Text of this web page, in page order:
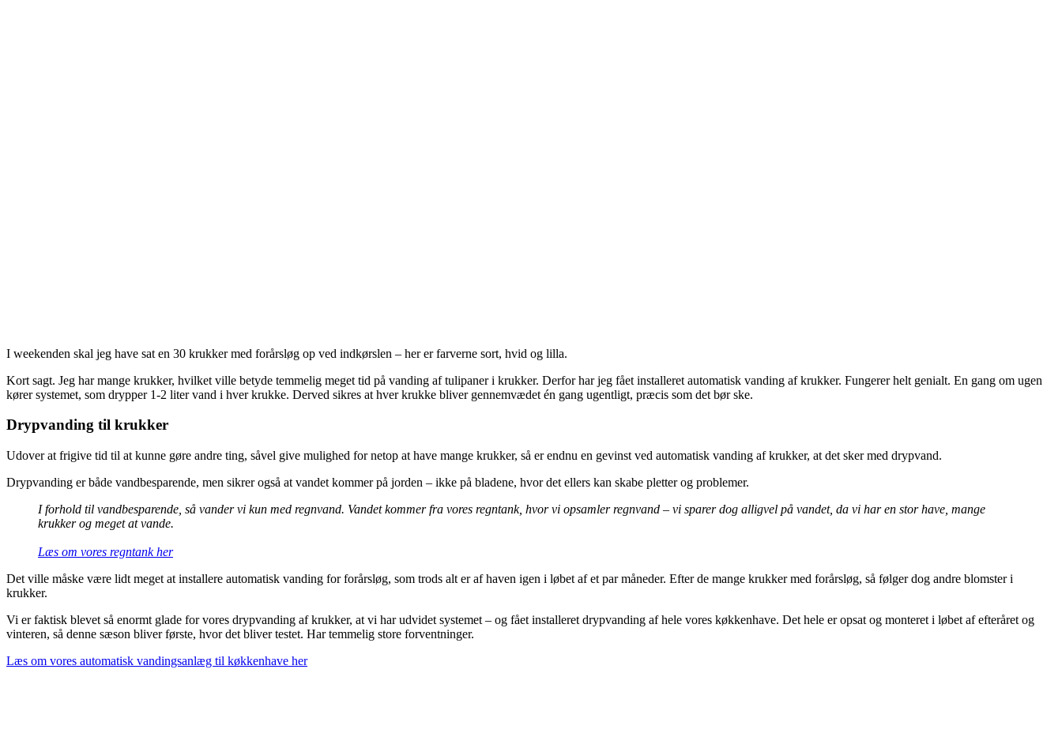
I weekenden skal jeg have sat en 30 krukker med forårsløg op ved indkørslen – her er farverne sort, hvid og lilla.
Kort sagt. Jeg har mange krukker, hvilket ville betyde temmelig meget tid på vanding af tulipaner i krukker. Derfor har jeg fået installeret automatisk vanding af krukker. Fungerer helt genialt. En gang om ugen
kører systemet, som drypper 1-2 liter vand i hver krukke. Derved sikres at hver krukke bliver gennemvædet én gang ugentligt, præcis som det bør ske.
Drypvanding til krukker
Udover at frigive tid til at kunne gøre andre ting, såvel give mulighed for netop at have mange krukker, så er endnu en gevinst ved automatisk vanding af krukker, at det sker med drypvand.
Drypvanding er både vandbesparende, men sikrer også at vandet kommer på jorden – ikke på bladene, hvor det ellers kan skabe pletter og problemer.
I forhold til vandbesparende, så vander vi kun med regnvand. Vandet kommer fra vores regntank, hvor vi opsamler regnvand – vi sparer dog alligvel på vandet, da vi har en stor have, mange
krukker og meget at vande.
Læs om vores regntank her
Det ville måske være lidt meget at installere automatisk vanding for forårsløg, som trods alt er af haven igen i løbet af et par måneder. Efter de mange krukker med forårsløg, så følger dog andre blomster i
krukker.
Vi er faktisk blevet så enormt glade for vores drypvanding af krukker, at vi har udvidet systemet – og fået installeret drypvanding af hele vores køkkenhave. Det hele er opsat og monteret i løbet af efteråret og
vinteren, så denne sæson bliver første, hvor det bliver testet. Har temmelig store forventninger.
Læs om vores automatisk vandingsanlæg til køkkenhave her